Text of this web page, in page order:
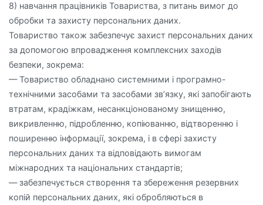
8) навчання працівників Товариства, з питань вимог до
обробки та захисту персональних даних.
Товариство також забезпечує захист персональних даних
за допомогою впровадження комплексних заходів
безпеки, зокрема:
— Товариство обладнано системними і програмно-
технічними засобами та засобами зв’язку, які запобігають
втратам, крадіжкам, несанкціонованому знищенню,
викривленню, підробленню, копіюванню, відтворенню і
поширенню інформації, зокрема, і в сфері захисту
персональних даних та відповідають вимогам
міжнародних та національних стандартів;
— забезпечується створення та збереження резервних
копій персональних даних, які обробляються в